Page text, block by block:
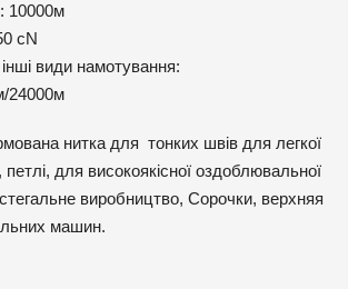
10000м
cN
види намотування:
24000м
нитка для тонких швів для легкої
петлі, для високоякісної оздоблювальної
виробництво, Сорочки, верхняя
машин.